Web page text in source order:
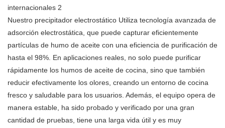
Nuestro precipitador electrostático Utiliza tecnología avanzada de
adsorción electrostática, que puede capturar eficientemente
partículas de humo de aceite con una eficiencia de purificación de
hasta el 98%. En aplicaciones reales, no solo puede purificar
rápidamente los humos de aceite de cocina, sino que también
reducir efectivamente los olores, creando un entorno de cocina
fresco y saludable para los usuarios. Además, el equipo opera de
manera estable, ha sido probado y verificado por una gran
cantidad de pruebas, tiene una larga vida útil y es muy